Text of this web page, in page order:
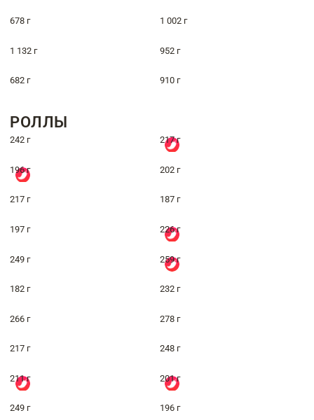
678 г 1 002 г
1 132 г 952 г
682 г 910 г
РОЛЛЫ
242 г 217 г
196 г 202 г
217 г 187 г
197 г 226 г
249 г 259 г
182 г 232 г
266 г 278 г
217 г 248 г
211 г 201 г
249 г 196 г